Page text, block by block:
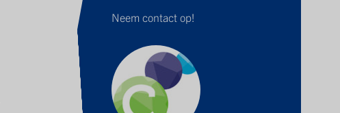
Neem contact op!